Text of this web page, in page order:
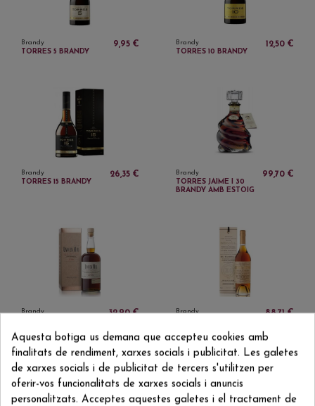
Brandy
TORRES 5 BRANDY
9,95 € Brandy
TORRES 10 BRANDY
12,50 €
Brandy
TORRES 15 BRANDY
26,35 € Brandy
TORRES JAIME I 30
BRANDY AMB ESTOIG
99,70 €
Brandy 32,90 € Brandy 88,71 €
Aquesta botiga us demana que accepteu cookies amb
finalitats de rendiment, xarxes socials i publicitat. Les galetes
de xarxes socials i de publicitat de tercers s'utilitzen per
oferir-vos funcionalitats de xarxes socials i anuncis
personalitzats. Acceptes aquestes galetes i el tractament de